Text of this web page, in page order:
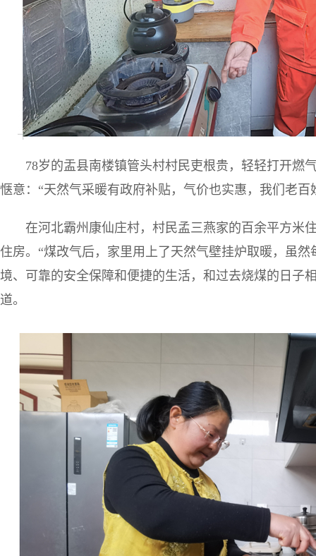
78岁的盂县南楼镇管头村村民吏根贵，轻轻打开燃
惬意：“天然气采暖有政府补贴，气价也实惠，我们老百
在河北霸州康仙庄村，村民孟三燕家的百余平方米
住房。“煤改气后，家里用上了天然气壁挂炉取暖，虽
境、可靠的安全保障和便捷的生活，和过去烧煤的日子
道。